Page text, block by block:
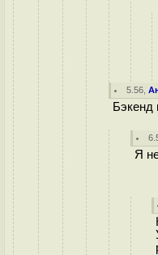
5.56 ,
Бэкенд
Я